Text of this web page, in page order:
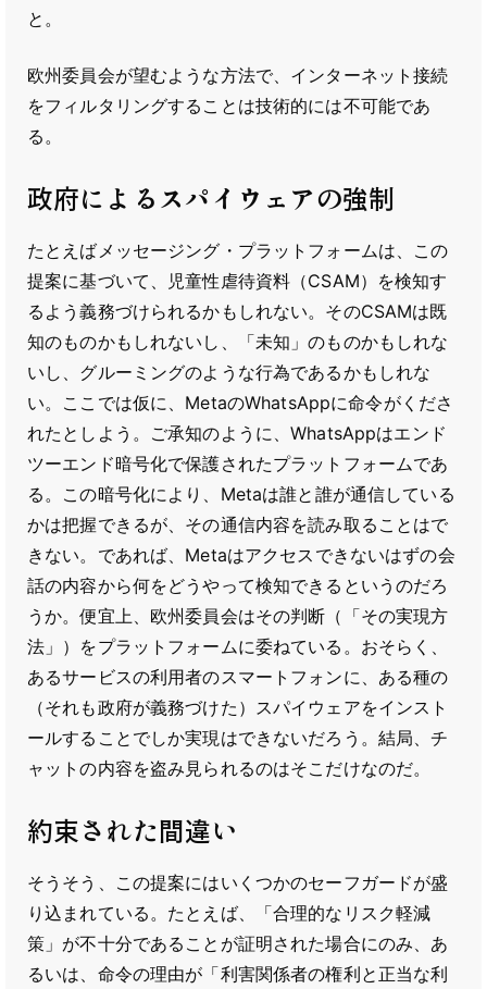
と。
欧州委員会が望むような方法で、インターネット接続
をフィルタリングすることは技術的には不可能であ
る。
政府によるスパイウェアの強制
たとえばメッセージング・プラットフォームは、この
提案に基づいて、児童性虐待資料（CSAM）を検知す
るよう義務づけられるかもしれない。そのCSAMは既
知のものかもしれないし、「未知」のものかもしれな
いし、グルーミングのような行為であるかもしれな
い。ここでは仮に、MetaのWhatsAppに命令がくださ
れたとしよう。ご承知のように、WhatsAppはエンド
ツーエンド暗号化で保護されたプラットフォームであ
る。この暗号化により、Metaは誰と誰が通信している
かは把握できるが、その通信内容を読み取ることはで
きない。であれば、Metaはアクセスできないはずの会
話の内容から何をどうやって検知できるというのだろ
うか。便宜上、欧州委員会はその判断（「その実現方
法」）をプラットフォームに委ねている。おそらく、
あるサービスの利用者のスマートフォンに、ある種の
（それも政府が義務づけた）スパイウェアをインスト
ールすることでしか実現はできないだろう。結局、チ
ャットの内容を盗み見られるのはそこだけなのだ。
約束された間違い
そうそう、この提案にはいくつかのセーフガードが盛
り込まれている。たとえば、「合理的なリスク軽減
策」が不十分であることが証明された場合にのみ、あ
るいは、命令の理由が「利害関係者の権利と正当な利